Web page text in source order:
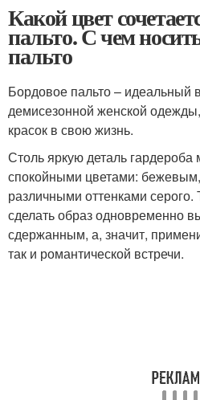
Какой цвет
пальто. С чем
пальто
Бордовое пальто – идеальный
демисезонной женской
красок в свою жизнь.
Столь яркую деталь гардероба
спокойными цветами:
различными оттенками серого.
сделать образ одновременно
сдержанным, а, значит,
так и романтической встречи.